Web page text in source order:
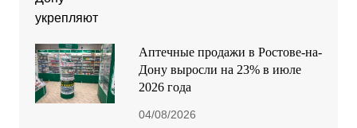
Аптечные продажи в Ростове-на-
Дону выросли на 23% в июле
2026 года
04/08/2026